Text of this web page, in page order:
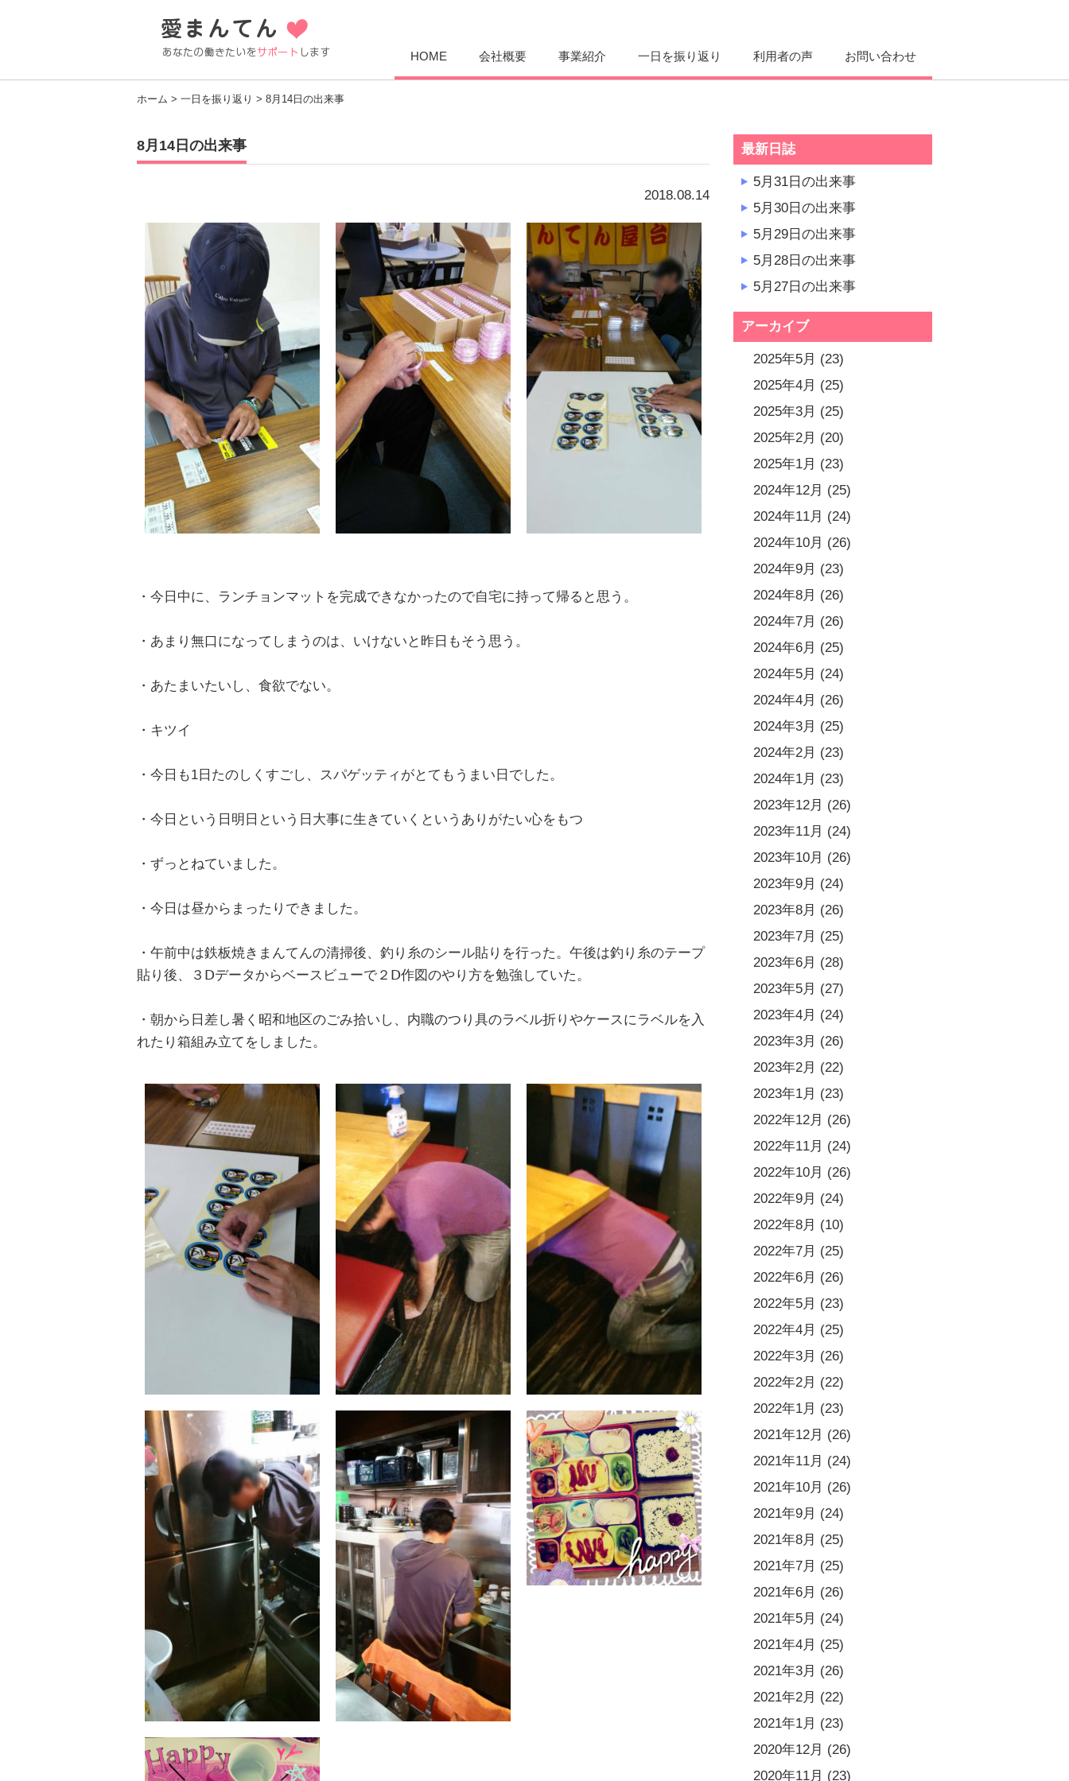
HOME 会社概要 事業紹介 一日を振り返り 利用者の声 お問い合わせ
ホーム > 一日を振り返り > 8月14日の出来事
8月14日の出来事
2018.08.14
・今日中に、ランチョンマットを完成できなかったので自宅に持って帰ると思う。
・あまり無口になってしまうのは、いけないと昨日もそう思う。
・あたまいたいし、食欲でない。
・キツイ
・今日も1日たのしくすごし、スパゲッティがとてもうまい日でした。
・今日という日明日という日大事に生きていくというありがたい心をもつ
・ずっとねていました。
・今日は昼からまったりできました。
・午前中は鉄板焼きまんてんの清掃後、釣り糸のシール貼りを行った。午後は釣り糸のテープ
貼り後、３Ⅾデータからベースビューで２Ⅾ作図のやり方を勉強していた。
・朝から日差し暑く昭和地区のごみ拾いし、内職のつり具のラベル折りやケースにラベルを入
れたり箱組み立てをしました。
最新日誌
5月31日の出来事
5月30日の出来事
5月29日の出来事
5月28日の出来事
5月27日の出来事
アーカイブ
2025年5月 (23)
2025年4月 (25)
2025年3月 (25)
2025年2月 (20)
2025年1月 (23)
2024年12月 (25)
2024年11月 (24)
2024年10月 (26)
2024年9月 (23)
2024年8月 (26)
2024年7月 (26)
2024年6月 (25)
2024年5月 (24)
2024年4月 (26)
2024年3月 (25)
2024年2月 (23)
2024年1月 (23)
2023年12月 (26)
2023年11月 (24)
2023年10月 (26)
2023年9月 (24)
2023年8月 (26)
2023年7月 (25)
2023年6月 (28)
2023年5月 (27)
2023年4月 (24)
2023年3月 (26)
2023年2月 (22)
2023年1月 (23)
2022年12月 (26)
2022年11月 (24)
2022年10月 (26)
2022年9月 (24)
2022年8月 (10)
2022年7月 (25)
2022年6月 (26)
2022年5月 (23)
2022年4月 (25)
2022年3月 (26)
2022年2月 (22)
2022年1月 (23)
2021年12月 (26)
2021年11月 (24)
2021年10月 (26)
2021年9月 (24)
2021年8月 (25)
2021年7月 (25)
2021年6月 (26)
2021年5月 (24)
2021年4月 (25)
2021年3月 (26)
2021年2月 (22)
2021年1月 (23)
2020年12月 (26)
2020年11月 (23)